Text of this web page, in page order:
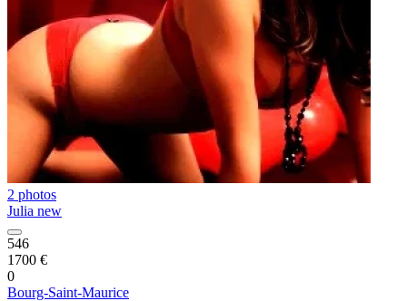
2 photos
Julia new
546
1700 €
0
Bourg-Saint-Maurice